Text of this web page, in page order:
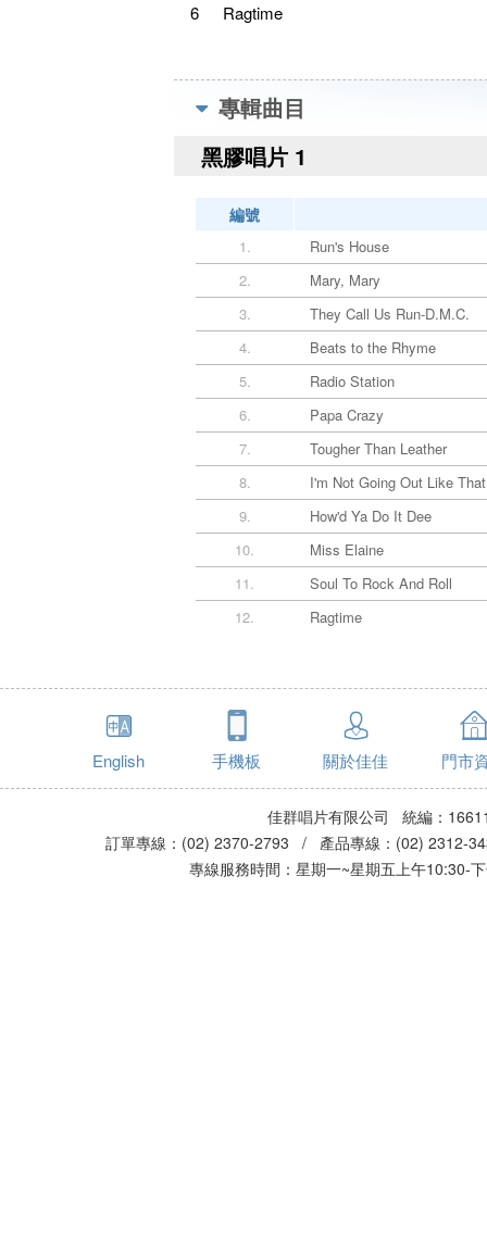
6 Ragtime
專輯曲目
黑膠唱片 1
編號
1.
Run's House
2.
Mary, Mary
3.
They Call Us Run-D.M.C.
4.
Beats to the Rhyme
5.
Radio Station
6.
Papa Crazy
7.
Tougher Than Leather
8.
I'm Not Going Out Like That
9.
How'd Ya Do It Dee
10.
Miss Elaine
11.
Soul To Rock And Roll
12.
Ragtime
English 手機板 關於佳佳 門市
佳群唱片有限公司 統編：
訂單專線：(02) 2370-2793 / 產品專線：(02)
專線服務時間：星期一~星期五上午10:30-